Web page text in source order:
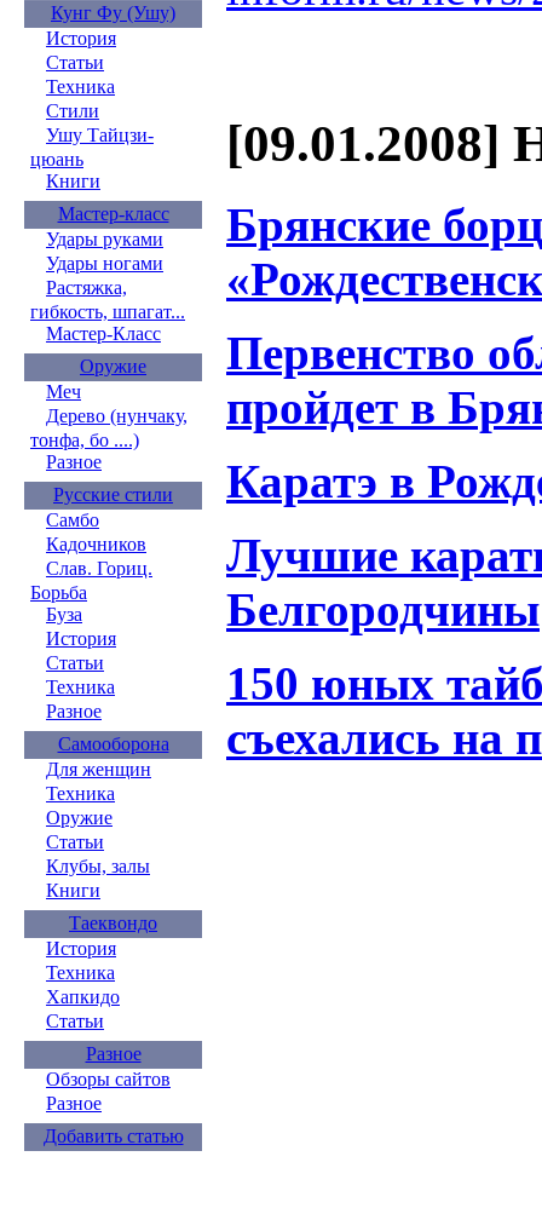
Кунг Фу (Ушу)
История
Статьи
Техника
Стили
Ушу Тайцзи-
цюань
Книги
Мастер-класс
Удары руками
Удары ногами
Растяжка,
гибкость, шпагат...
Мастер-Класс
Оружие
Меч
Дерево (нунчаку,
тонфа, бо ....)
Разное
Русские стили
Самбо
Кадочников
Слав. Гориц.
Борьба
Буза
История
Статьи
Техника
Разное
Самооборона
Для женщин
Техника
Оружие
Статьи
Клубы, залы
Книги
Таеквондо
История
Техника
Хапкидо
Статьи
Разное
Обзоры сайтов
Разное
Добавить статью
[09.01.2008]
Брянские
Первенство
пройдет в
Каратэ в
Лучшие
Белгородчины
150 юных
съехались на